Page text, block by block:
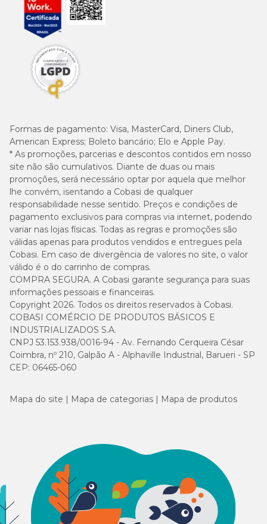
Formas de pagamento: Visa, MasterCard, Diners Club,
American Express; Boleto bancário; Elo e Apple Pay.
* As promoções, parcerias e descontos contidos em nosso
site não são cumulativos. Diante de duas ou mais
promoções, será necessário optar por aquela que melhor
lhe convém, isentando a Cobasi de qualquer
responsabilidade nesse sentido. Preços e condições de
pagamento exclusivos para compras via internet, podendo
variar nas lojas físicas. Todas as regras e promoções são
válidas apenas para produtos vendidos e entregues pela
Cobasi. Em caso de divergência de valores no site, o valor
válido é o do carrinho de compras.
COMPRA SEGURA. A Cobasi garante segurança para suas
informações pessoais e financeiras.
Copyright 2026. Todos os direitos reservados à Cobasi.
COBASI COMÉRCIO DE PRODUTOS BÁSICOS E
INDUSTRIALIZADOS S.A.
CNPJ 53.153.938/0016-94 - Av. Fernando Cerqueira César
Coimbra, nº 210, Galpão A - Alphaville Industrial, Barueri - SP
CEP: 06465-060
Mapa do site Mapa de categorias Mapa de produtos